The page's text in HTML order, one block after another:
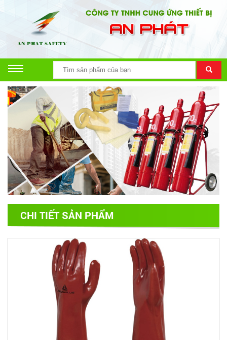
CHI TIẾT SẢN PHẨM